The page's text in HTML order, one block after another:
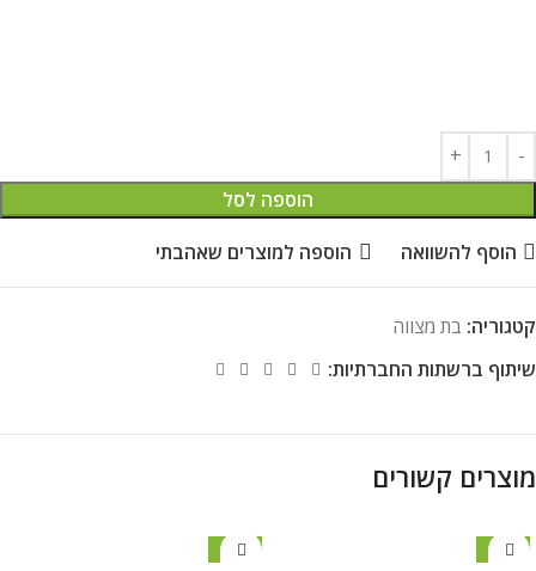
הוספה לסל
הוסף להשוואה הוספה למוצרים שאהבתי
קטגוריה: בת מצווה
שיתוף ברשתות החברתיות:
מוצרים קשורים
מבצע מבצע